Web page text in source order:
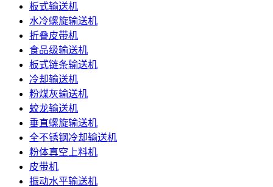
板式输送机
水冷螺旋输送机
折叠皮带机
食品级输送机
板式链条输送机
冷却输送机
粉煤灰输送机
蛟龙输送机
垂直螺旋输送机
全不锈钢冷却输送机
粉体真空上料机
皮带机
振动水平输送机